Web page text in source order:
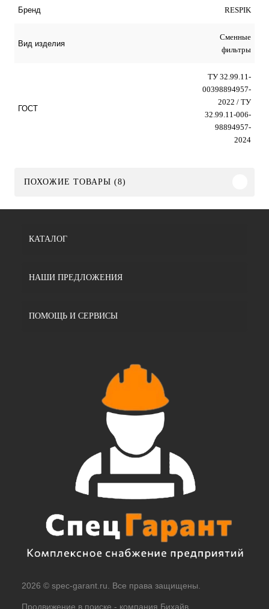
Бренд RESPIK
Вид изделия
Сменные
фильтры
ГОСТ
ТУ 32.99.11-
00398894957-
2022 / ТУ
32.99.11-006-
98894957-
2024
ПОХОЖИЕ ТОВАРЫ (8)
КАТАЛОГ
НАШИ ПРЕДЛОЖЕНИЯ
ПОМОЩЬ И СЕРВИСЫ
2026 © spec-garant.ru. Все права защищены.
Продвижение в поиске - компания Бихайв